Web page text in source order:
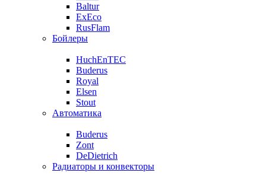
Baltur
ExEco
RusFlam
Бойлеры
HuchEnTEC
Buderus
Royal
Elsen
Stout
Автоматика
Buderus
Zont
DeDietrich
Радиаторы и конвекторы